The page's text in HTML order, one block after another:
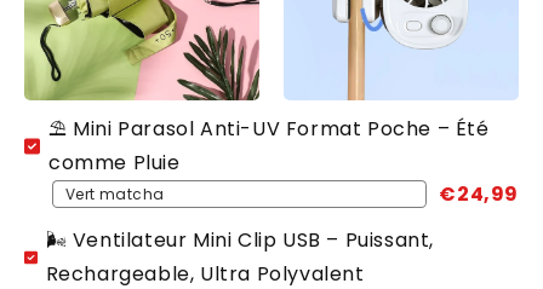
⛱️ Mini Parasol Anti-UV Format Poche – Été
comme Pluie
€24,99
🌬️ Ventilateur Mini Clip USB – Puissant,
Rechargeable, Ultra Polyvalent